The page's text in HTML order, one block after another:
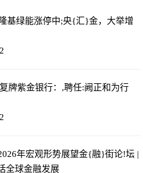
基绿能涨停中;央{汇}金，大举增
牌紫金银行：,聘任:阙正和为行
年宏观形势展望金{融}街论!坛 |
全球金融发展